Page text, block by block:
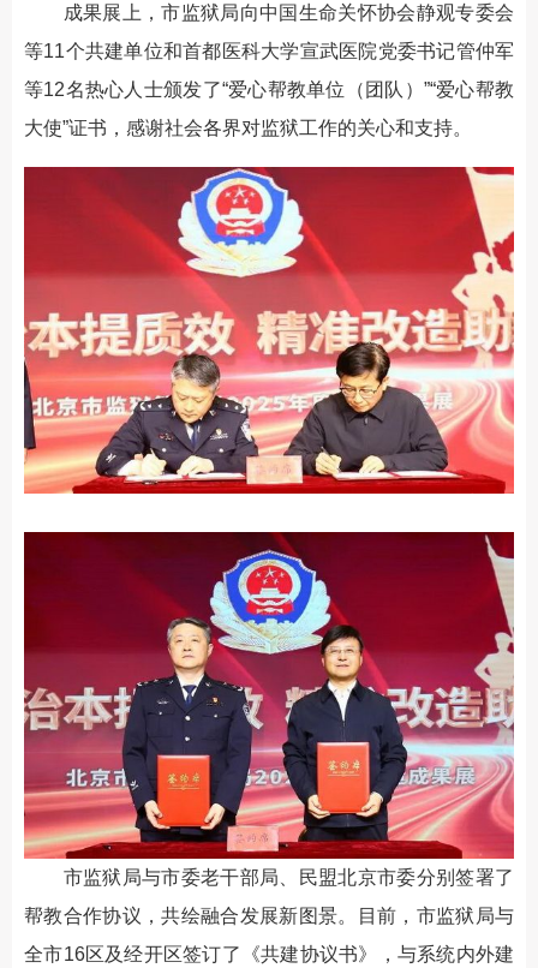
成果展上，市监狱局向中国生命关怀协会静观专委会
等11个共建单位和首都医科大学宣武医院党委书记管仲军
等12名热心人士颁发了“爱心帮教单位（团队）”“爱心帮教
大使”证书，感谢社会各界对监狱工作的关心和支持。
市监狱局与市委老干部局、民盟北京市委分别签署了
帮教合作协议，共绘融合发展新图景。目前，市监狱局与
全市16区及经开区签订了《共建协议书》，与系统内外建